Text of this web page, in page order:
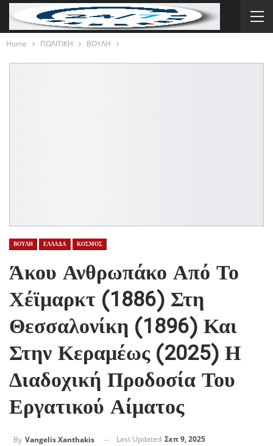
Home ΠΟΛΙΤΙΚΗ ΒΟΥΛΗ
ΒΟΥΛΗ ΕΛΛΑΔΑ ΚΟΣΜΟΣ
Άκου Ανθρωπάκο Από Το
Χέϊμαρκτ (1886) Στη
Θεσσαλονίκη (1896) Και
Στην Κεραμέως (2025) Η
Διαδοχική Προδοσία Του
Εργατικού Αίματος
By Vangelis Xanthakis Last Updated Σεπ 9, 2025